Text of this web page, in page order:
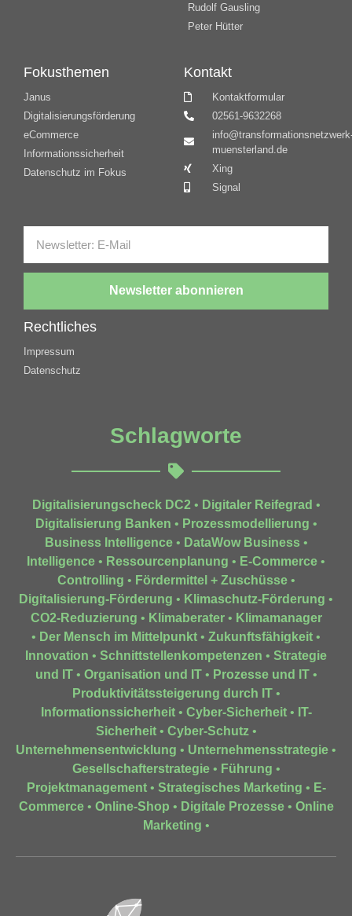
Rudolf Gausling
Peter Hütter
Fokusthemen
Janus
Digitalisierungsförderung
eCommerce
Informationssicherheit
Datenschutz im Fokus
Kontakt
Kontaktformular
02561-9632268
muensterland.de
Xing
Signal
Newsletter abonnieren
Rechtliches
Impressum
Datenschutz
Schlagworte
Digitalisierungscheck DC2• Digitaler Reifegrad •
Digitalisierung Banken • Prozessmodellierung •
Business Intelligence• DataWow Business•
Intelligence • Ressourcenplanung • E-Commerce •
Controlling • Fördermittel + Zuschüsse•
Digitalisierung-Förderung • Klimaschutz-Förderung •
CO2-Reduzierung • Klimaberater• Klimamanager
• Der Mensch im Mittelpunkt • Zukunftsfähigkeit •
Innovation • Schnittstellenkompetenzen • Strategie
und IT• Organisation und IT• Prozesse und IT•
Produktivitätssteigerung durch IT•
Informationssicherheit• Cyber-Sicherheit• IT-
Sicherheit• Cyber-Schutz•
Unternehmensentwicklung • Unternehmensstrategie •
Gesellschafterstrategie• Führung •
Projektmanagement• Strategisches Marketing • E-
Commerce• Online-Shop • Digitale Prozesse• Online
Marketing •